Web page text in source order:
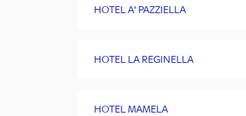
HOTEL A' PAZZIELLA
HOTEL LA REGINELLA
HOTEL MAMELA